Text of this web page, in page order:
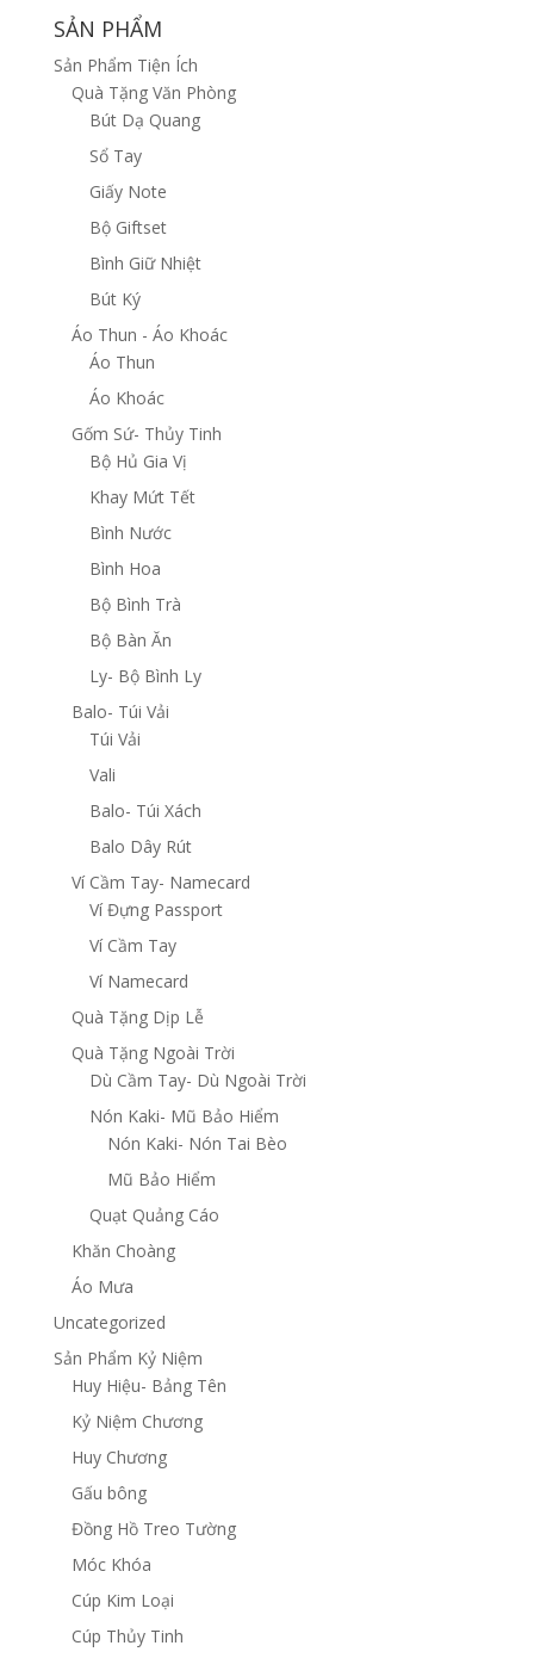
SẢN PHẨM
Sản Phẩm Tiện Ích
Quà Tặng Văn Phòng
Bút Dạ Quang
Sổ Tay
Giấy Note
Bộ Giftset
Bình Giữ Nhiệt
Bút Ký
Áo Thun - Áo Khoác
Áo Thun
Áo Khoác
Gốm Sứ- Thủy Tinh
Bộ Hủ Gia Vị
Khay Mứt Tết
Bình Nước
Bình Hoa
Bộ Bình Trà
Bộ Bàn Ăn
Ly- Bộ Bình Ly
Balo- Túi Vải
Túi Vải
Vali
Balo- Túi Xách
Balo Dây Rút
Ví Cầm Tay- Namecard
Ví Đựng Passport
Ví Cầm Tay
Ví Namecard
Quà Tặng Dịp Lễ
Quà Tặng Ngoài Trời
Dù Cầm Tay- Dù Ngoài Trời
Nón Kaki- Mũ Bảo Hiểm
Nón Kaki- Nón Tai Bèo
Mũ Bảo Hiểm
Quạt Quảng Cáo
Khăn Choàng
Áo Mưa
Uncategorized
Sản Phẩm Kỷ Niệm
Huy Hiệu- Bảng Tên
Kỷ Niệm Chương
Huy Chương
Gấu bông
Đồng Hồ Treo Tường
Móc Khóa
Cúp Kim Loại
Cúp Thủy Tinh